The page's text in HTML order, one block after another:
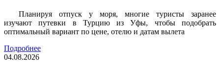
Планируя отпуск у моря, многие туристы заранее
изучают путевки в Турцию из Уфы, чтобы подобрать
оптимальный вариант по цене, отелю и датам вылета
Подробнее
04.08.2026